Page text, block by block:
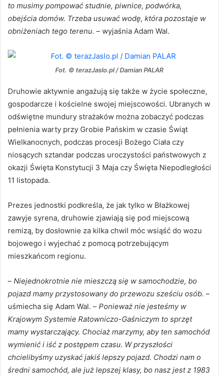
to musimy pompować studnie, piwnice, podwórka,
obejścia domów. Trzeba usuwać wodę, która pozostaje w
obniżeniach tego terenu. – wyjaśnia Adam Wal.
Fot. © terazJaslo.pl / Damian PALAR
Druhowie aktywnie angażują się także w życie społeczne,
gospodarcze i kościelne swojej miejscowości. Ubranych w
odświętne mundury strażaków można zobaczyć podczas
pełnienia warty przy Grobie Pańskim w czasie Świąt
Wielkanocnych, podczas procesji Bożego Ciała czy
niosących sztandar podczas uroczystości państwowych z
okazji Święta Konstytucji 3 Maja czy Święta Niepodległości
11 listopada.
Prezes jednostki podkreśla, że jak tylko w Błażkowej
zawyje syrena, druhowie zjawiają się pod miejscową
remizą, by dosłownie za kilka chwil móc wsiąść do wozu
bojowego i wyjechać z pomocą potrzebującym
mieszkańcom regionu.
– Niejednokrotnie nie mieszczą się w samochodzie, bo
pojazd mamy przystosowany do przewozu sześciu osób. –
uśmiecha się Adam Wal. – Ponieważ nie jesteśmy w
Krajowym Systemie Ratowniczo-Gaśniczym to sprzęt
mamy wystarczający. Chociaż marzymy, aby ten samochód
wymienić i iść z postępem czasu. W przyszłości
chcielibyśmy uzyskać jakiś lepszy pojazd. Chodzi nam o
średni samochód, ale już lepszej klasy, bo nasz jest z 1983